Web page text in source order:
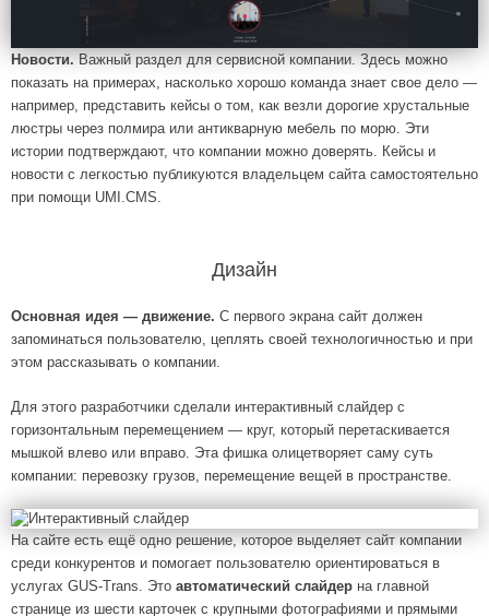
Новости.Важный раздел для сервисной компании. Здесь можно
показать на примерах, насколько хорошо команда знает свое дело ―
например, представить кейсы о том, как везли дорогие хрустальные
люстры через полмира или антикварную мебель по морю. Эти
истории подтверждают, что компании можно доверять. Кейсы и
новости с легкостью публикуются владельцем сайта самостоятельно
при помощи UMI.CMS.
Дизайн
Основная идея — движение. С первого экрана сайт должен
запоминаться пользователю, цеплять своей технологичностью и при
этом рассказывать о компании.
Для этого разработчики сделали интерактивный слайдер с
горизонтальным перемещением ― круг, который перетаскивается
мышкой влево или вправо. Эта фишка олицетворяет саму суть
компании: перевозку грузов, перемещение вещей в пространстве.
На сайте есть ещё одно решение, которое выделяет сайт компании
среди конкурентов и помогает пользователю ориентироваться в
услугах GUS-Trans. Это автоматический слайдер на главной
странице из шести карточек с крупными фотографиями и прямыми